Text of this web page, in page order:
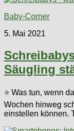
Baby-Corner
5. Mai 2021
Säugling
⭐ Was tun, wenn
Wochen hinweg
einstellen können.